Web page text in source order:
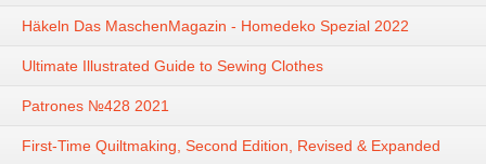
Häkeln Das MaschenMagazin - Homedeko Spezial 2022
Ultimate Illustrated Guide to Sewing Clothes
Patrones №428 2021
First-Time Quiltmaking, Second Edition, Revised & Expanded